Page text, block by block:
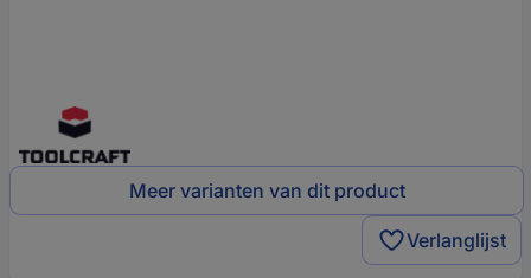
Meer varianten van dit product
Verlanglijst